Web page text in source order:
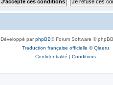
Développé parphpBB® Forum Software ©
Traduction française officielle ©Qiaeru
Confidentialité | Conditions